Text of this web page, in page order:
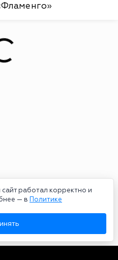
работал корректно и
— в Политике